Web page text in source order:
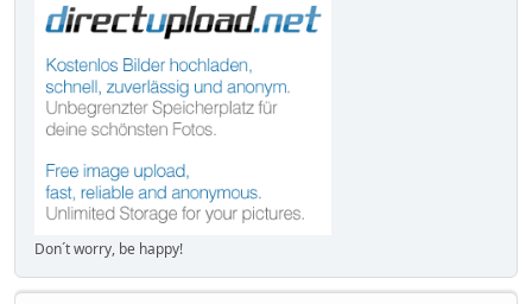
Don´t worry, be happy!